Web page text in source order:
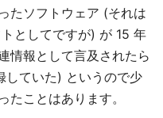
たソフトウェア (それは
としてですが) が 15 年
情報として言及されたら
していた) というので少
たことはあります。